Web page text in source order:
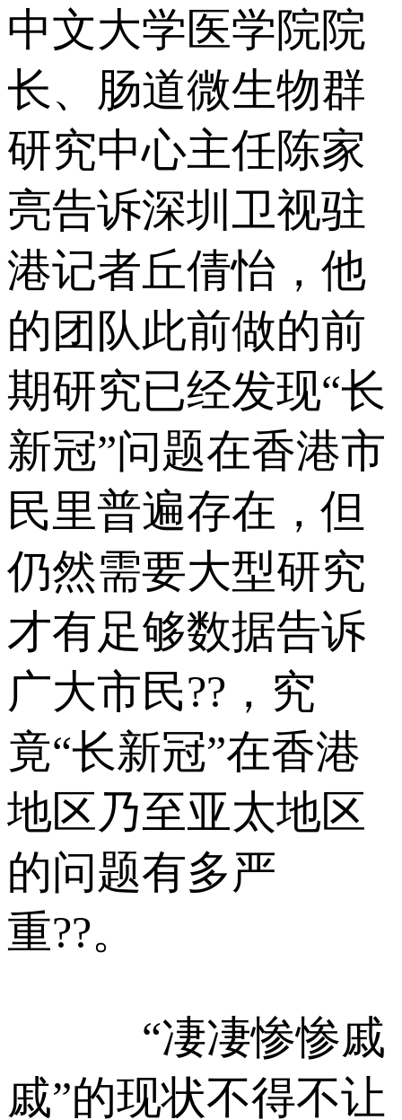
中文大学医学院院
长、肠道微生物群
研究中心主任陈家
亮告诉深圳卫视驻
港记者丘倩怡，他
的团队此前做的前
期研究已经发现“长
新冠”问题在香港市
民里普遍存在，但
仍然需要大型研究
才有足够数据告诉
广大市民??，究
竟“长新冠”在香港
地区乃至亚太地区
的问题有多严
重??。
“凄凄惨惨戚
戚”的现状不得不让